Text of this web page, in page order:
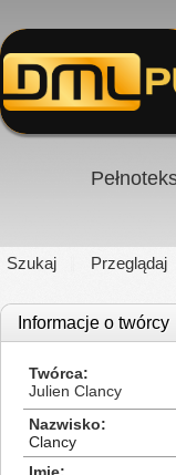
Szukaj Przeglądaj
Informacje o twórcy
Twórca
Julien Clancy
Nazwisko
Clancy